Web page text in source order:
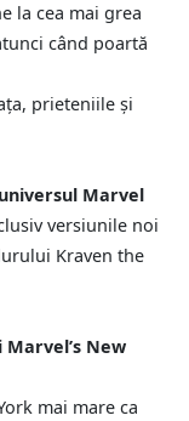
la cea mai grea
când poartă
prieteniile și
Marvel
versiunile noi
Kraven the
New
mai mare ca